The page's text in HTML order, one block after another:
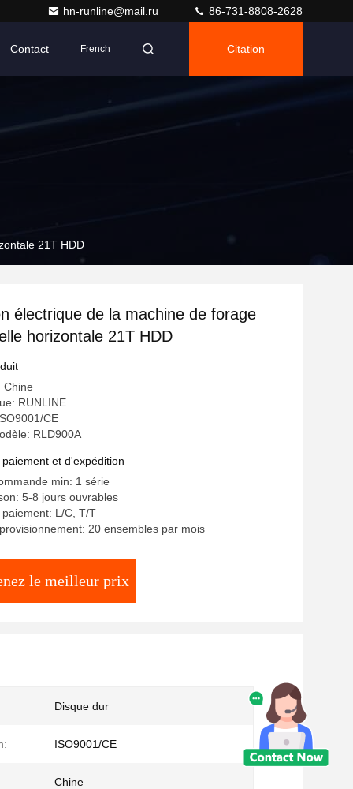
hn-runline@mail.ru 86-731-8808-2628
Contact French Citation
21T HDD
électrique de la machine de forage
horizontale 21T HDD
Chine
RUNLINE
CE
RLD900A
et d'expédition
min: 1 série
5-8 jours ouvrables
L/C, T/T
20 ensembles par mois
le meilleur prix
Disque dur
ISO9001/CE
Chine